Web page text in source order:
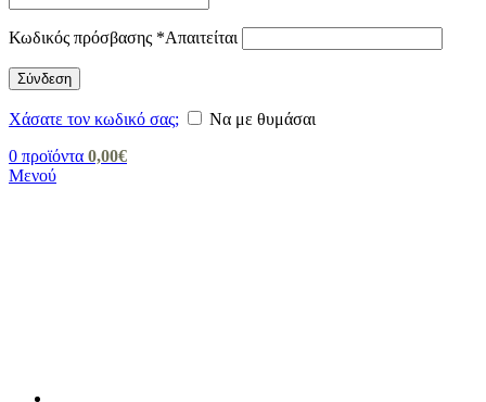
Κωδικός πρόσβασης *Απαιτείται
Σύνδεση
Χάσατε τον κωδικό σας;
Να με θυμάσαι
0 προϊόντα 0,00€
Μενού